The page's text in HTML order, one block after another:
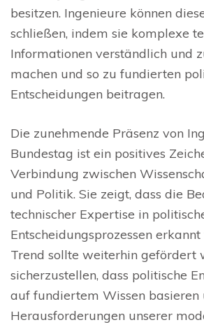
besitzen. Ingenieure können
schließen, indem sie komplexe
Informationen verständlich und
machen und so zu fundierten
Entscheidungen beitragen.
Die zunehmende Präsenz von
Bundestag ist ein positives
Verbindung zwischen
und Politik. Sie zeigt, dass die
technischer Expertise in
Entscheidungsprozessen
Trend sollte weiterhin gefördert
sicherzustellen, dass politische
auf fundiertem Wissen basieren
Herausforderungen unserer